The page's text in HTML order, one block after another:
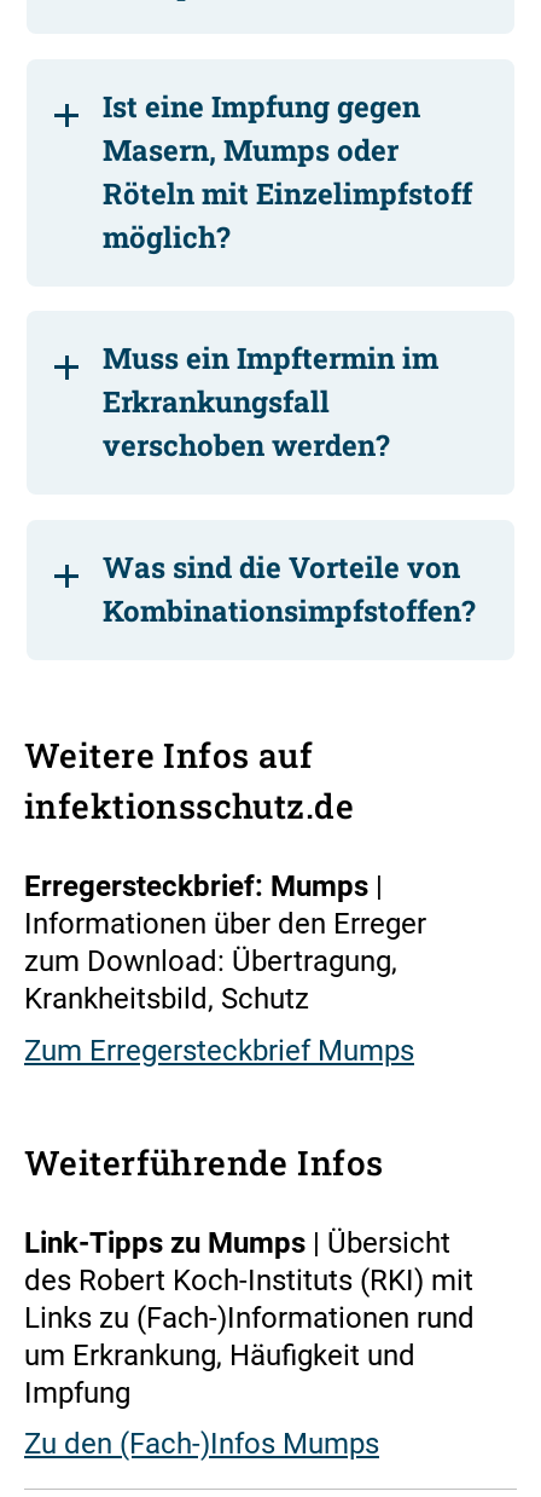
Ist eine Impfung gegen
Masern, Mumps oder
Röteln mit Einzelimpfstoff
möglich?
Muss ein Impftermin im
Erkrankungsfall
verschoben werden?
Was sind die Vorteile von
Kombinationsimpfstoffen?
Weitere Infos auf
infektionsschutz.de
Erregersteckbrief: Mumps |
Informationen über den Erreger
zum Download: Übertragung,
Krankheitsbild, Schutz
Zum Erregersteckbrief Mumps
Weiterführende Infos
Link-Tipps zu Mumps | Übersicht
des Robert Koch-Instituts (RKI) mit
Links zu (Fach-)Informationen rund
um Erkrankung, Häufigkeit und
Impfung
Zu den (Fach-)Infos Mumps